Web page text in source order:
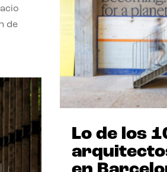
de
Lo de los